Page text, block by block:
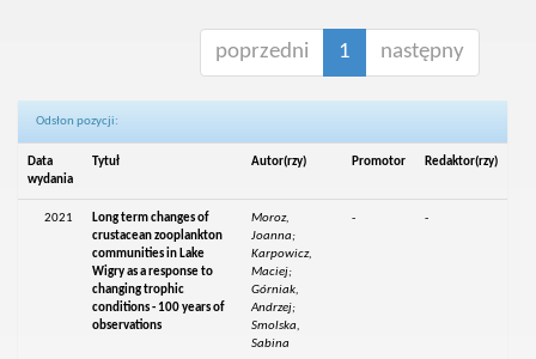
poprzedni 1 następny
Odsłon pozycji:
Data
wydania
Tytuł Autor(rzy) Promotor Redaktor(rzy)
2021
Long term changes of
crustacean zooplankton
communities in Lake
Wigry as a response to
changing trophic
conditions - 100 years of
observations
Moroz,
Joanna;
Karpowicz,
Maciej;
Górniak,
Andrzej;
Smolska,
Sabina
- -